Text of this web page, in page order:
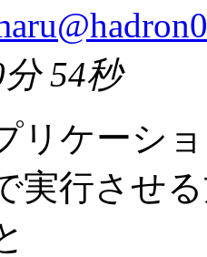
54秒
リケーシ
実行させ